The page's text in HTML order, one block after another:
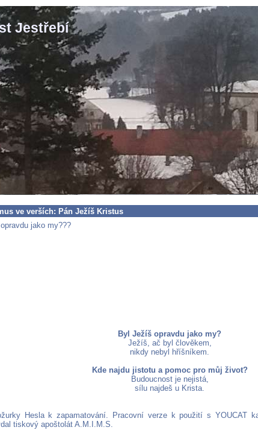
Jestřebí
ve verších: Pán Ježíš Kristus
jako my???
Byl Ježíš opravdu jako my?
Ježíš, ač byl člověkem,
nikdy nebyl hříšníkem.
Kde najdu jistotu a pomoc pro můj život?
Budoucnost je nejistá,
sílu najdeš u Krista.
Hesla k zapamatování. Pracovní verze k použití s YOUCAT
tiskový apoštolát A.M.I.M.S.